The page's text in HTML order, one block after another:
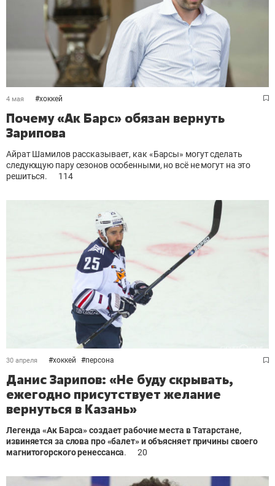
4 мая #хоккей
Почему «Ак Барс» обязан вернуть
Зарипова
Айрат Шамилов рассказывает, как «Барсы» могут сделать
следующую пару сезонов особенными, но всё не могут на это
решиться.
114
30 апреля #хоккей #персона
Данис Зарипов: «Не буду скрывать,
ежегодно присутствует желание
вернуться в Казань»
Легенда «Ак Барса» создает рабочие места в Татарстане,
извиняется за слова про «балет» и объясняет причины своего
магнитогорского ренессанса. 20